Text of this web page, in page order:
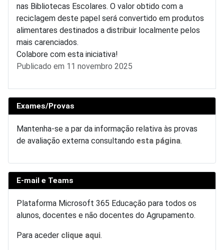
nas Bibliotecas Escolares. O valor obtido com a
reciclagem deste papel será convertido em produtos
alimentares destinados a distribuir localmente pelos
mais carenciados.
Colabore com esta iniciativa!
Detalhes
Publicado em 11 novembro 2025
Exames/Provas
Mantenha-se a par da informação relativa às provas
de avaliação externa consultando esta página.
E-mail e Teams
Plataforma Microsoft 365 Educação para todos os
alunos, docentes e não docentes do Agrupamento.
Para aceder clique aqui.